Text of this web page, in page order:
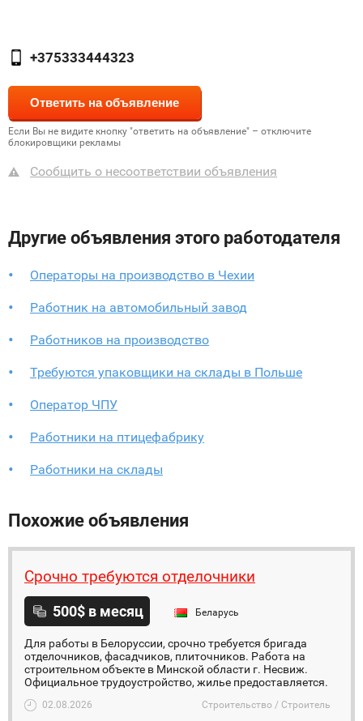
+375333444323
Если Вы не видите кнопку "ответить на объявление" – отключите
блокировщики рекламы
Сообщить о несоответствии объявления
Другие объявления этого работодателя
Операторы на производство в Чехии
Работник на автомобильный завод
Работников на производство
Требуются упаковщики на склады в Польше
Оператор ЧПУ
Работники на птицефабрику
Работники на склады
Похожие объявления
Срочно требуются отделочники
500$ в месяц Беларусь
Для работы в Белоруссии, срочно требуется бригада
отделочников, фасадчиков, плиточников. Работа на
строительном объекте в Минской области г. Несвиж.
Официальное трудоустройство, жилье предоставляется.
02.08.2026 Строительство / Строитель